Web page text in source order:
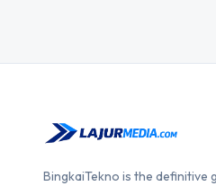
BingkaiTekno is the definitive